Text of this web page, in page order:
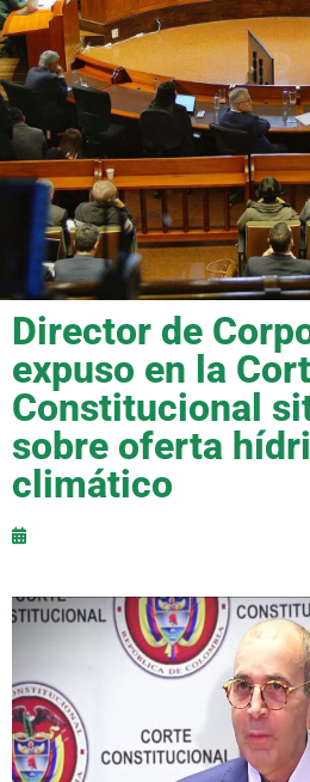
Director de
expuso en la
Constitucional
sobre oferta
climático